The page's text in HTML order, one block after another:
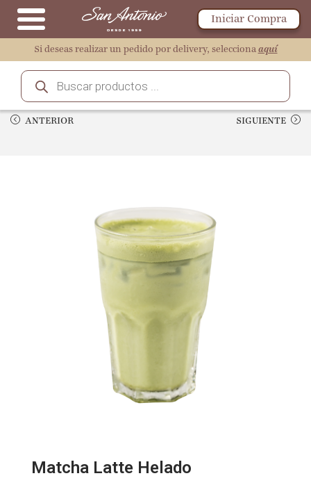
Iniciar Compra
Si deseas realizar un pedido por delivery, selecciona aquí
ANTERIOR SIGUIENTE
Matcha Latte Helado